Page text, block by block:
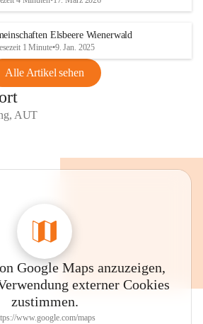
Elsbeere Wienerwald
1 Minute•9. Jan. 2025
Alle Artikel sehen
AUT
Google Maps anzuzeigen,
externer Cookies
zustimmen.
www.google.com/maps